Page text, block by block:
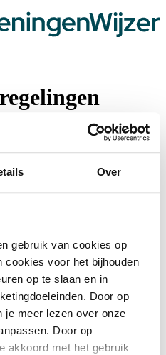
Over
gebruik van cookies op
cookies voor het bijhouden
op te slaan en in
Door op
meer lezen over onze
Door op
akkoord met het gebruik
van De
telefoon of een gesprek
en/of betaalspecificatie er